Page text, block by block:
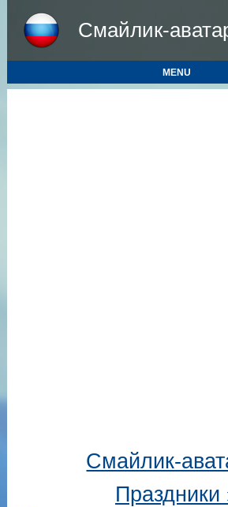
Смайлик-
MENU
Смайлик-
Праздники